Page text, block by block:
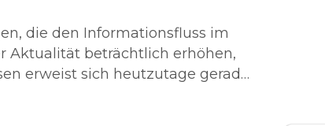
die den Informationsfluss im
Aktualität beträchtlich erhöhen,
erweist sich heutzutage gerade
So fällt der einschlägigen
literarischen